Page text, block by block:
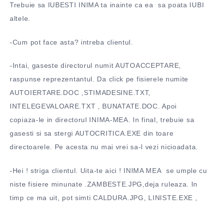
Trebuie sa IUBESTI INIMA ta inainte ca ea sa poata IUBI
altele.
-Cum pot face asta? intreba clientul.
-Intai, gaseste directorul numit AUTOACCEPTARE,
raspunse reprezentantul. Da click pe fisierele numite
AUTOIERTARE.DOC ,STIMADESINE.TXT,
INTELEGEVALOARE.TXT , BUNATATE.DOC. Apoi
copiaza-le in directorul INIMA-MEA. In final, trebuie sa
gasesti si sa stergi AUTOCRITICA.EXE din toare
directoarele. Pe acesta nu mai vrei sa-l vezi nicioadata.
-Hei ! striga clientul. Uita-te aici ! INIMA MEA se umple cu
niste fisiere minunate .ZAMBESTE.JPG,deja ruleaza. In
timp ce ma uit, pot simti CALDURA.JPG, LINISTE.EXE ,